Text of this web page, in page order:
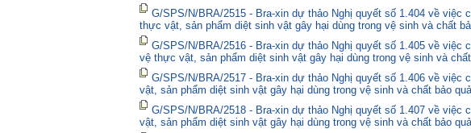
G/SPS/N/BRA/2515 - Bra-xin dự thảo Nghị quyết số 1.404 về việc
thực vật, sản phẩm diệt sinh vật gây hại dùng trong vệ sinh và chất
G/SPS/N/BRA/2516 - Bra-xin dự thảo Nghị quyết số 1.405 về việc
vệ thực vật, sản phẩm diệt sinh vật gây hại dùng trong vệ sinh và
G/SPS/N/BRA/2517 - Bra-xin dự thảo Nghị quyết số 1.406 về
vật, sản phẩm diệt sinh vật gây hại dùng trong vệ sinh và chất bảo
G/SPS/N/BRA/2518 - Bra-xin dự thảo Nghị quyết số 1.407 về
vật, sản phẩm diệt sinh vật gây hại dùng trong vệ sinh và chất bảo